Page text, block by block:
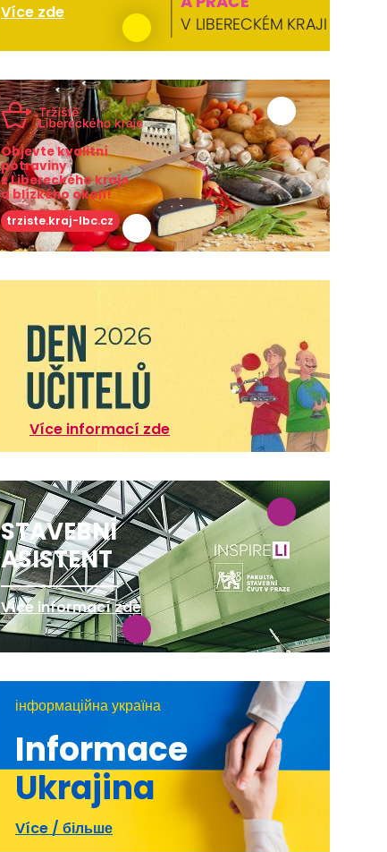
Více zde
Objevte kvalitní
potraviny
z Libereckého kraje
a blízkého okolí!
trziste.kraj-lbc.cz
Více informací zde
STAVEBNÍ
ASISTENT
Více informací zde
інформаційна україна
Informace
Ukrajina
Více / більше